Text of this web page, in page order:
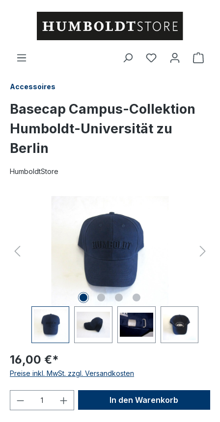
springen
Accessoires
Basecap Campus-Collektion
Humboldt-Universität zu
Berlin
HumboldtStore
16,00 €*
Preise inkl. MwSt. zzgl. Versandkosten
Produkt Anzahl: Gib denIn den Warenkorb